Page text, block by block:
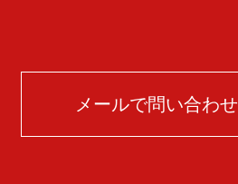
メールで問い合わせ